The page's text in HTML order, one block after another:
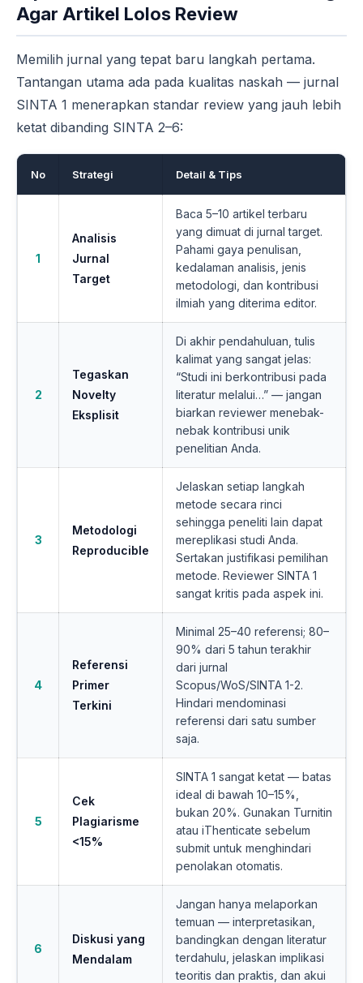
Agar Artikel Lolos Review
Memilih jurnal yang tepat baru langkah pertama.
Tantangan utama ada pada kualitas naskah — jurnal
SINTA 1 menerapkan standar review yang jauh lebih
ketat dibanding SINTA 2–6:
No Strategi Detail & Tips
1
Analisis
Jurnal
Target
Baca 5–10 artikel terbaru
yang dimuat di jurnal target.
Pahami gaya penulisan,
kedalaman analisis, jenis
metodologi, dan kontribusi
ilmiah yang diterima editor.
2
Tegaskan
Novelty
Eksplisit
Di akhir pendahuluan, tulis
kalimat yang sangat jelas:
“Studi ini berkontribusi pada
literatur melalui…” — jangan
biarkan reviewer menebak-
nebak kontribusi unik
penelitian Anda.
3
Metodologi
Reproducible
Jelaskan setiap langkah
metode secara rinci
sehingga peneliti lain dapat
mereplikasi studi Anda.
Sertakan justifikasi pemilihan
metode. Reviewer SINTA 1
sangat kritis pada aspek ini.
4
Referensi
Primer
Terkini
Minimal 25–40 referensi; 80–
90% dari 5 tahun terakhir
dari jurnal
Scopus/WoS/SINTA 1-2.
Hindari mendominasi
referensi dari satu sumber
saja.
5
Cek
Plagiarisme
<15%
SINTA 1 sangat ketat — batas
ideal di bawah 10–15%,
bukan 20%. Gunakan Turnitin
atau iThenticate sebelum
submit untuk menghindari
penolakan otomatis.
6
Diskusi yang
Mendalam
Jangan hanya melaporkan
temuan — interpretasikan,
bandingkan dengan literatur
terdahulu, jelaskan implikasi
teoritis dan praktis, dan akui